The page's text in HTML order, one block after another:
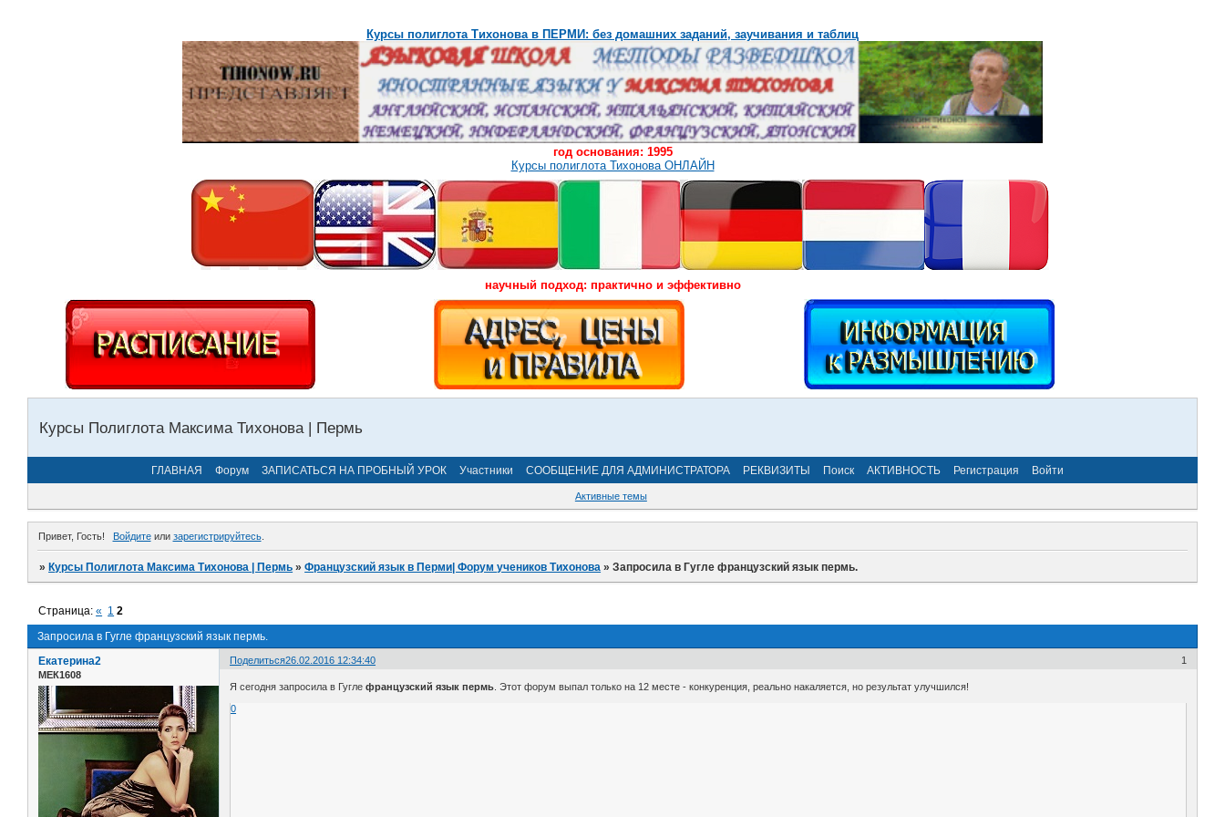
Курсы полиглота Тихонова в ПЕРМИ: без домашних заданий, заучивания и таблиц
год основания: 1995
Курсы полиглота Тихонова ОНЛАЙН
научный подход: практично и эффективно
Курсы Полиглота Максима Тихонова | Пермь
ГЛАВНАЯ Форум ЗАПИСАТЬСЯ НА ПРОБНЫЙ УРОК Участники СООБЩЕНИЕ ДЛЯ АДМИНИСТРАТОРА РЕКВИЗИТЫ Поиск АКТИВНОСТЬ Регистрация Войти
Активные темы
Привет, Гость! Войдитеили зарегистрируйтесь.
»Курсы Полиглота Максима Тихонова | Пермь »Французский язык в Перми| Форум учеников Тихонова »Запросила в Гугле французский язык пермь.
Запросила в Гугле французский язык пермь.
Страница:« 1 2
Поделиться 1
26.02.2016 12:34:40
Екатерина2
МЕК1608
Я сегодня запросила в Гуглефранцузский язык пермь . Этот форум выпал только на 12 месте - конкуренция, реально накаляется, но результат улучшился!
0